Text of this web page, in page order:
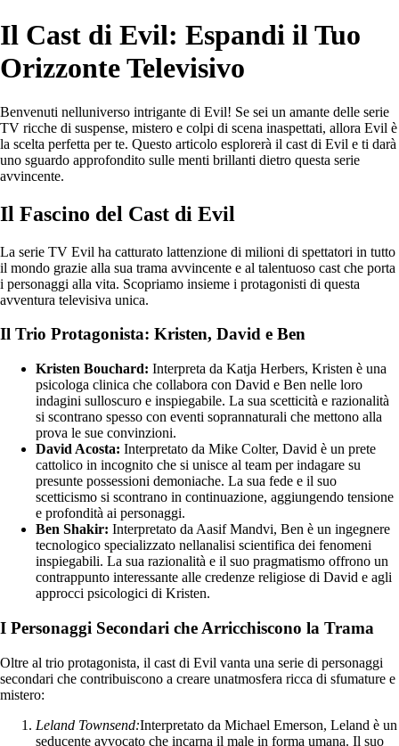
Il Cast di Evil: Espandi il Tuo
Orizzonte Televisivo
Benvenuti nelluniverso intrigante di Evil! Se sei un amante delle serie
TV ricche di suspense, mistero e colpi di scena inaspettati, allora Evil è
la scelta perfetta per te. Questo articolo esplorerà il cast di Evil e ti darà
uno sguardo approfondito sulle menti brillanti dietro questa serie
avvincente.
Il Fascino del Cast di Evil
La serie TV Evil ha catturato lattenzione di milioni di spettatori in tutto
il mondo grazie alla sua trama avvincente e al talentuoso cast che porta
i personaggi alla vita. Scopriamo insieme i protagonisti di questa
avventura televisiva unica.
Il Trio Protagonista: Kristen, David e Ben
Kristen Bouchard: Interpreta da Katja Herbers, Kristen è una
psicologa clinica che collabora con David e Ben nelle loro
indagini sulloscuro e inspiegabile. La sua scetticità e razionalità
si scontrano spesso con eventi soprannaturali che mettono alla
prova le sue convinzioni.
David Acosta: Interpretato da Mike Colter, David è un prete
cattolico in incognito che si unisce al team per indagare su
presunte possessioni demoniache. La sua fede e il suo
scetticismo si scontrano in continuazione, aggiungendo tensione
e profondità ai personaggi.
Ben Shakir: Interpretato da Aasif Mandvi, Ben è un ingegnere
tecnologico specializzato nellanalisi scientifica dei fenomeni
inspiegabili. La sua razionalità e il suo pragmatismo offrono un
contrappunto interessante alle credenze religiose di David e agli
approcci psicologici di Kristen.
I Personaggi Secondari che Arricchiscono la Trama
Oltre al trio protagonista, il cast di Evil vanta una serie di personaggi
secondari che contribuiscono a creare unatmosfera ricca di sfumature e
mistero:
Leland Townsend:Interpretato da Michael Emerson, Leland è un
seducente avvocato che incarna il male in forma umana. Il suo